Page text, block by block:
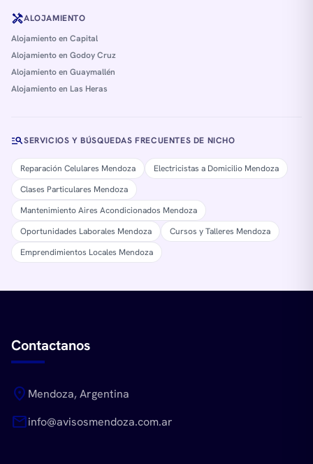
handymanALOJAMIENTO
Alojamiento en Capital
Alojamiento en Godoy Cruz
Alojamiento en Guaymallén
Alojamiento en Las Heras
manage_searchSERVICIOS Y BÚSQUEDAS FRECUENTES DE NICHO
Reparación Celulares Mendoza
Electricistas a Domicilio Mendoza
Clases Particulares Mendoza
Mantenimiento Aires Acondicionados Mendoza
Oportunidades Laborales Mendoza
Cursos y Talleres Mendoza
Emprendimientos Locales Mendoza
Contactanos
location_on Mendoza, Argentina
mailinfo@avisosmendoza.com.ar